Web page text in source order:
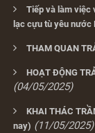
Tiếp và làm việc
lạc cựu tù yêu nước
THAM QUAN
HOẠT ĐỘNG
(04/05/2025)
KHAI THÁC
nay) (11/05/2025)